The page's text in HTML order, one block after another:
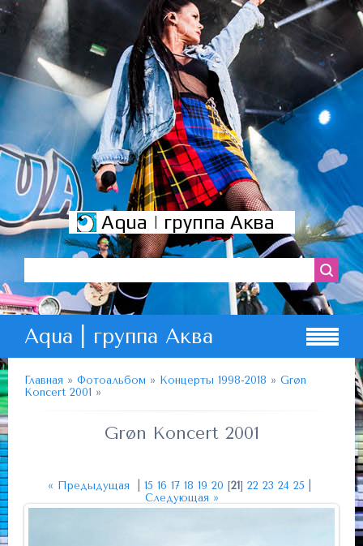
Aqua | группа Аква
Aqua | группа Аква
Главная » Фотоальбом » Концерты 1998-2018 » Grøn
Koncert 2001 »
Grøn Koncert 2001
« Предыдущая 15 16 17 18 19 20 [21] 22 23 24 25
Следующая »